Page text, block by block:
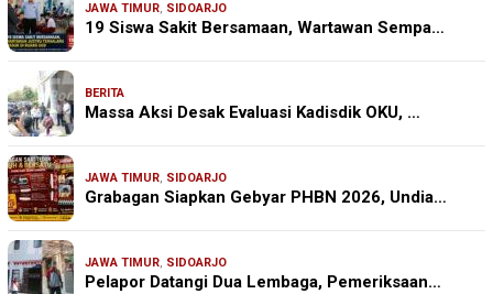
JAWA TIMUR, SIDOARJO
19 Siswa Sakit Bersamaan, Wartawan Sempa…
BERITA
Massa Aksi Desak Evaluasi Kadisdik OKU, …
JAWA TIMUR, SIDOARJO
Grabagan Siapkan Gebyar PHBN 2026, Undia…
JAWA TIMUR, SIDOARJO
Pelapor Datangi Dua Lembaga, Pemeriksaan…